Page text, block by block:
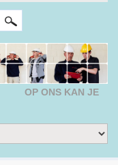
OP ONS KAN JE